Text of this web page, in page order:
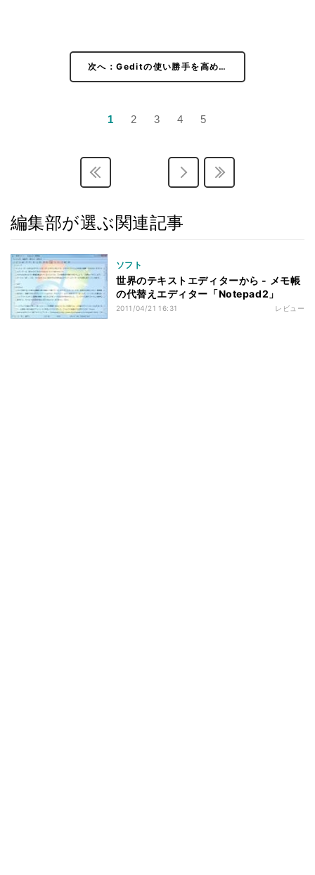
次へ：Geditの使い勝手を高め…
1 2 3 4 5
編集部が選ぶ関連記事
ソフト
世界のテキストエディターから - メモ帳
の代替えエディター「Notepad2」
2011/04/21 16:31 レビュー